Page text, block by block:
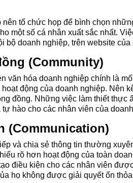
tổ chức họp để bình chọn
một số cá nhân xuất sắc nhất.
bộ doanh nghiệp, trên website
(Community)
văn hóa doanh nghiệp chính là
động của doanh nghiệp. Nên
đồng. Những việc làm thiết
hào cho các nhân viên của
(Communication)
và chia sẻ thông tin thường
rõ hơn hoạt động của toàn
điều kiện cho các nhân viên
họ không được giải quyết ổn